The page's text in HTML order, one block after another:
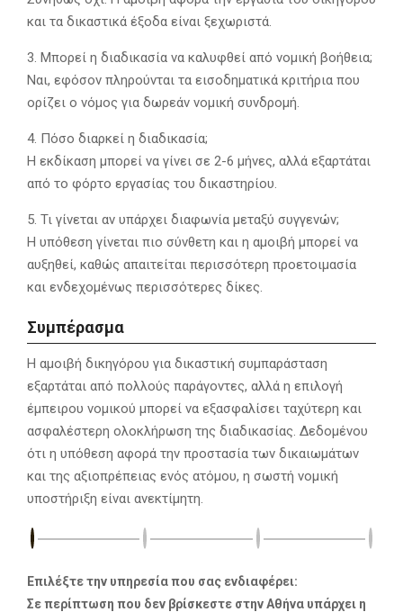
και τα δικαστικά έξοδα είναι ξεχωριστά.
3. Μπορεί η διαδικασία να καλυφθεί από νομική βοήθεια;
Ναι, εφόσον πληρούνται τα εισοδηματικά κριτήρια που
ορίζει ο νόμος για δωρεάν νομική συνδρομή.
4. Πόσο διαρκεί η διαδικασία;
Η εκδίκαση μπορεί να γίνει σε 2-6 μήνες, αλλά εξαρτάται
από το φόρτο εργασίας του δικαστηρίου.
5. Τι γίνεται αν υπάρχει διαφωνία μεταξύ συγγενών;
Η υπόθεση γίνεται πιο σύνθετη και η αμοιβή μπορεί να
αυξηθεί, καθώς απαιτείται περισσότερη προετοιμασία
και ενδεχομένως περισσότερες δίκες.
Συμπέρασμα
Η αμοιβή δικηγόρου για δικαστική συμπαράσταση
εξαρτάται από πολλούς παράγοντες, αλλά η επιλογή
έμπειρου νομικού μπορεί να εξασφαλίσει ταχύτερη και
ασφαλέστερη ολοκλήρωση της διαδικασίας. Δεδομένου
ότι η υπόθεση αφορά την προστασία των δικαιωμάτων
και της αξιοπρέπειας ενός ατόμου, η σωστή νομική
υποστήριξη είναι ανεκτίμητη.
Επιλέξτε την υπηρεσία που σας ενδιαφέρει:
Σε περίπτωση που δεν βρίσκεστε στην Αθήνα υπάρχει η